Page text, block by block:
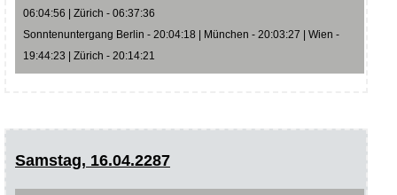
06:04:56 | Zürich - 06:37:36
Sonntenuntergang Berlin - 20:04:18 | München - 20:03:27 | Wien -
19:44:23 | Zürich - 20:14:21
Samstag, 16.04.2287